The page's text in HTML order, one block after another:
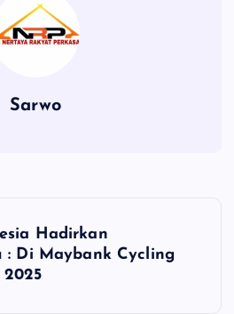
Sarwo
Hadirkan
: Di Maybank Cycling
2025